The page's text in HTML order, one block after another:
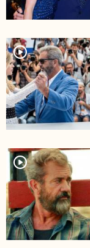
player2
player2